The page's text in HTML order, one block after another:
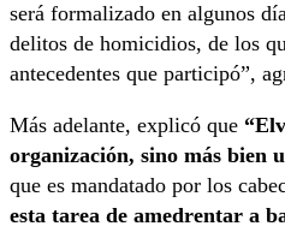
será formalizado en algunos
delitos de homicidios, de los
antecedentes que participó”,
Más adelante, explicó que
organización, sino más bien
que es mandatado por los
esta tarea de amedrentar a